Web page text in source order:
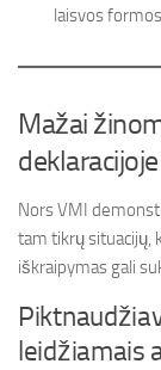
laisvos
Mažai
Nors VMI
tam tikrų situacijų,
iškraipymas gali
leidžiamais